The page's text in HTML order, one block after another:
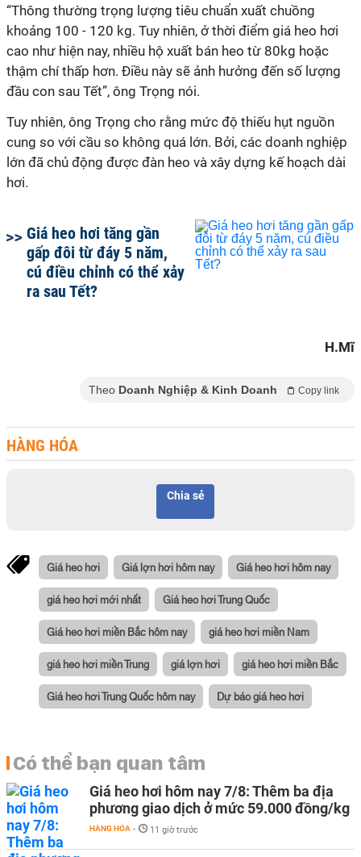
“Thông thường trọng lượng tiêu chuẩn xuất chuồng
khoảng 100 - 120 kg. Tuy nhiên, ở thời điểm giá heo hơi
cao như hiện nay, nhiều hộ xuất bán heo từ 80kg hoặc
thậm chí thấp hơn. Điều này sẽ ảnh hưởng đến số lượng
đầu con sau Tết”, ông Trọng nói.
Tuy nhiên, ông Trọng cho rằng mức độ thiếu hụt nguồn
cung so với cầu so không quá lớn. Bởi, các doanh nghiệp
lớn đã chủ động được đàn heo và xây dựng kế hoạch dài
hơi.
Giá heo hơi tăng gần
gấp đôi từ đáy 5 năm,
cú điều chỉnh có thể xảy
ra sau Tết?
H.Mĩ
Theo Doanh Nghiệp & Kinh Doanh Copy link
HÀNG HÓA
Chia sẻ
Giá heo hơi Giá lợn hơi hôm nay Giá heo hơi hôm nay
giá heo hơi mới nhất Giá heo hơi Trung Quốc
Giá heo hơi miền Bắc hôm nay giá heo hơi miền Nam
giá heo hơi miền Trung giá lợn hơi giá heo hơi miền Bắc
Giá heo hơi Trung Quốc hôm nay Dự báo giá heo hơi
Có thể bạn quan tâm
Giá heo hơi hôm nay 7/8: Thêm ba địa
phương giao dịch ở mức 59.000 đồng/kg
HÀNG HÓA - 11 giờ trước